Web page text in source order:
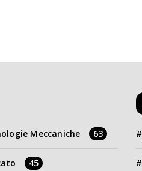
Meccaniche 63
45